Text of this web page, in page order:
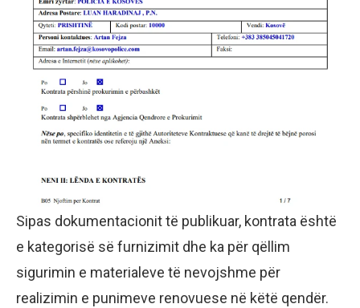
Sipas dokumentacionit të publikuar, kontrata është
e kategorisë së furnizimit dhe ka për qëllim
sigurimin e materialeve të nevojshme për
realizimin e punimeve renovuese në këtë qendër.